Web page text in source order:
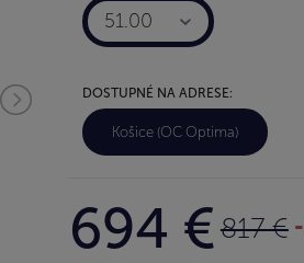
51.00
DOSTUPNÉ NA ADRESE:
Košice (OC Optima)
694 €817 €